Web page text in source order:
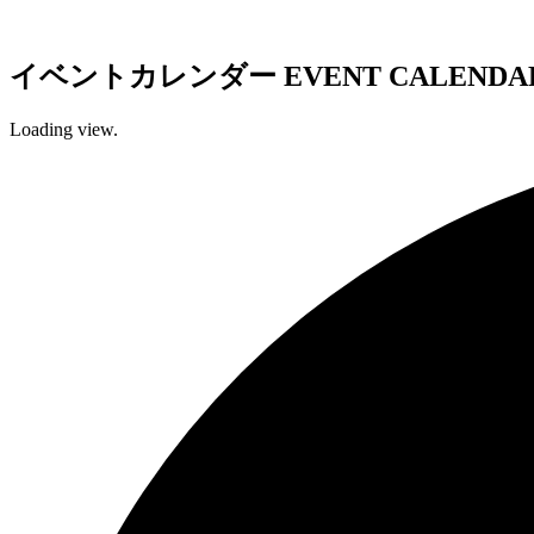
イベントカレンダー EVENT
Loading view.